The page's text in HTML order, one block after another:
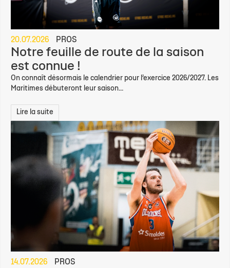
20.07.2026 PROS
Notre feuille de route de la saison
est connue !
On connaît désormais le calendrier pour l’exercice 2026/2027. Les
Maritimes débuteront leur saison...
Lire la suite
14.07.2026 PROS